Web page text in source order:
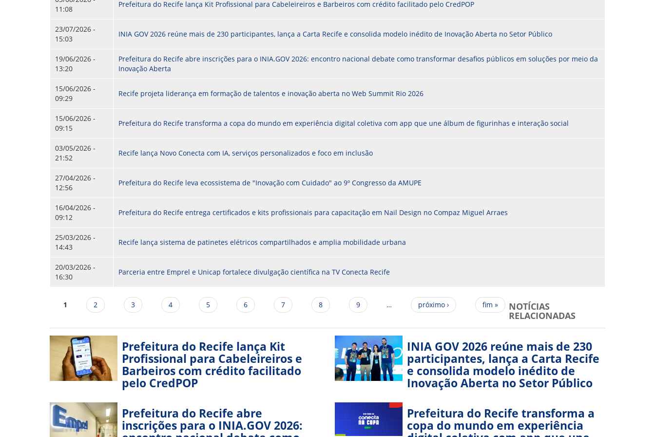
GOVERNANÇA
PPP - PERFIL PROFISSIOGRÁFICO PREVIDENCIÁRIO
PROGRAMA DE ESTAGIÁRIO
MODELO
PUBLICAÇÕES
PORTARIAS
DIVERSOS
ATAS E RESOLUÇÕES DO CONSELHO FISCAL
11:08
Prefeitura do Recife lança Kit Profissional para Cabeleireiros e Barbeiros com crédito facilitado pelo CredPOP
23/07/2026 -
15:03
INIA GOV 2026 reúne mais de 230 participantes, lança a Carta Recife e consolida modelo inédito de Inovação Aberta no Setor Público
19/06/2026 -
13:20
Prefeitura do Recife abre inscrições para o INIA.GOV 2026: encontro nacional debate como transformar desafios públicos em soluções por meio da
Inovação Aberta
15/06/2026 -
09:29
Recife projeta liderança em formação de talentos e inovação aberta no Web Summit Rio 2026
15/06/2026 -
09:15
Prefeitura do Recife transforma a copa do mundo em experiência digital coletiva com app que une álbum de figurinhas e interação social
03/05/2026 -
21:52
Recife lança Novo Conecta com IA, serviços personalizados e foco em inclusão
27/04/2026 -
12:56
Prefeitura do Recife leva ecossistema de "Inovação com Cuidado" ao 9º Congresso da AMUPE
16/04/2026 -
09:12
Prefeitura do Recife entrega certificados e kits profissionais para capacitação em Nail Design no Compaz Miguel Arraes
25/03/2026 -
14:43
Recife lança sistema de patinetes elétricos compartilhados e amplia mobilidade urbana
20/03/2026 -
16:30
Parceria entre Emprel e Unicap fortalece divulgação científica na TV Conecta Recife
Páginas
1 2 3 4 5 6 7 8 9 … próximo › fim » NOTÍCIAS
RELACIONADAS
Prefeitura do Recife lança Kit
Profissional para Cabeleireiros e
Barbeiros com crédito facilitado
pelo CredPOP
INIA GOV 2026 reúne mais de 230
participantes, lança a Carta Recife
e consolida modelo inédito de
Inovação Aberta no Setor Público
Prefeitura do Recife abre
inscrições para o INIA.GOV 2026:
Prefeitura do Recife transforma a
copa do mundo em experiência